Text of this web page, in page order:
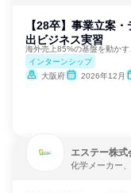
【28卒】事業立案
出ビジネス実習
海外売上85%の基盤を動か
インターンシップ
大阪府
2026年12月
エステー株式
化学メーカー